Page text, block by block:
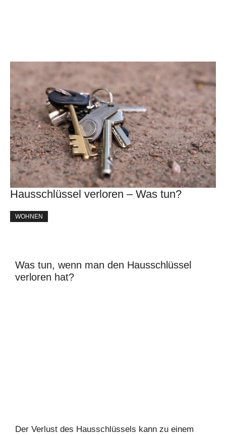
Hausschlüssel verloren – Was tun?
WOHNEN
Was tun, wenn man den Hausschlüssel
verloren hat?
Der Verlust des Hausschlüssels kann zu einem